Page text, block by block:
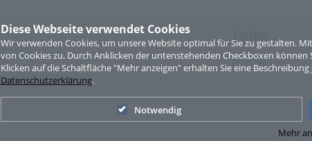
Diese Webseite verwendet Cookies
Wir verwenden Cookies, um unsere Website optimal für Sie zu gestalten.
von Cookies zu. Durch Anklicken der untenstehenden Checkboxen
Klicken auf die Schaltfläche "Mehr anzeigen" erhalten Sie eine
Datenschutzerklärung.
Notwendig
Mehr
Links
Sitemap